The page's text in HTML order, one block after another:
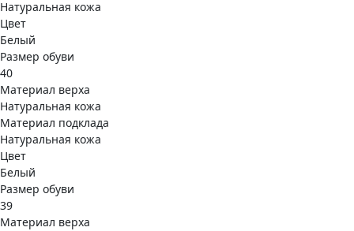
Натуральная кожа
Цвет
Белый
Размер обуви
40
Материал верха
Натуральная кожа
Материал подклада
Натуральная кожа
Цвет
Белый
Размер обуви
39
Материал верха